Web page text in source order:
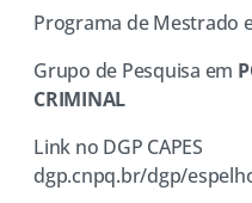
Programa de Mestrado
Grupo de Pesquisa em
CRIMINAL
Link no DGP CAPES
dgp.cnpq.br/dgp/